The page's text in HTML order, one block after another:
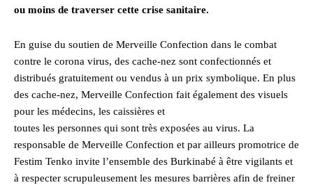
ou moins de traverser cette crise sanitaire.
En guise du soutien de Merveille Confection dans le combat
contre le corona virus, des cache-nez sont confectionnés et
distribués gratuitement ou vendus à un prix symbolique. En plus
des cache-nez, Merveille Confection fait également des visuels
pour les médecins, les caissières et
toutes les personnes qui sont très exposées au virus. La
responsable de Merveille Confection et par ailleurs promotrice de
Festim Tenko invite l’ensemble des Burkinabé à être vigilants et
à respecter scrupuleusement les mesures barrières afin de freiner